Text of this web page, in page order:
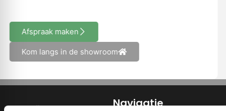
Afspraak maken
Kom langs in de showroom
Navigatie